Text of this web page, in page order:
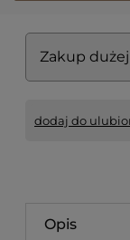
Zakup dużej
dodaj do
Opis